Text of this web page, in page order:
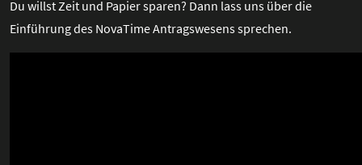
Du willst Zeit und Papier sparen? Dann lass uns über die
Einführung des NovaTime Antragswesens sprechen.